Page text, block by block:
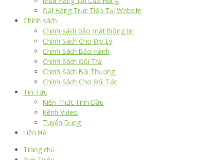
Đặt Hàng Trực Tiếp Tại Website
Chính sách
Chính sách bảo mật thông tin
Chính Sách Cho Đại Lý
Chính Sách Bảo Hành
Chính Sách Đổi Trả
Chính Sách Bồi Thường
Chính Sách Cho Đối Tác
Tin Tức
Kiến Thức Tinh Dầu
Kênh Video
Tuyển Dụng
Liên Hệ
Trang chủ